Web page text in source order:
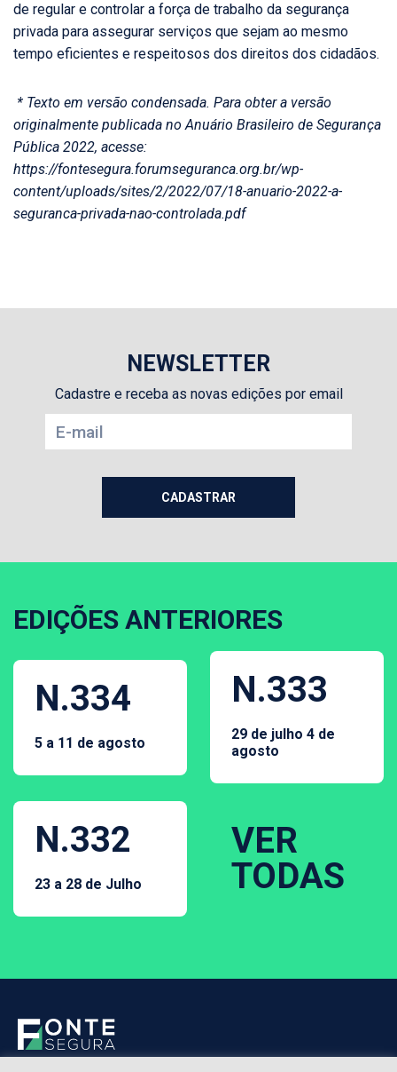
de regular e controlar a força de trabalho da segurança
privada para assegurar serviços que sejam ao mesmo
tempo eficientes e respeitosos dos direitos dos cidadãos.
* Texto em versão condensada. Para obter a versão
originalmente publicada no Anuário Brasileiro de Segurança
Pública 2022, acesse:
https://fontesegura.forumseguranca.org.br/wp-
content/uploads/sites/2/2022/07/18-anuario-2022-a-
seguranca-privada-nao-controlada.pdf
NEWSLETTER
Cadastre e receba as novas edições por email
EDIÇÕES ANTERIORES
N.334
5 a 11 de agosto
N.333
29 de julho 4 de
agosto
N.332
23 a 28 de Julho
VER
TODAS